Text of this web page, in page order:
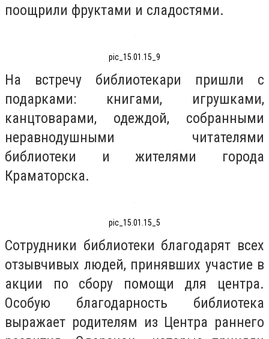
поощрили фруктами и сладостями.
pic_15.01.15_9
На встречу библиотекари пришли с
подарками: книгами, игрушками,
канцтоварами, одеждой, собранными
неравнодушными читателями
библиотеки и жителями города
Краматорска.
pic_15.01.15_5
Сотрудники библиотеки благодарят всех
отзывчивых людей, принявших участие в
акции по сбору помощи для центра.
Особую благодарность библиотека
выражает родителям из Центра раннего